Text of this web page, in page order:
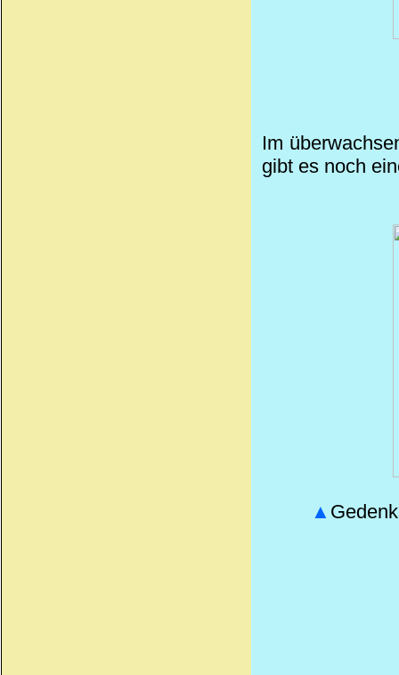
Im
gibt es noch
▲